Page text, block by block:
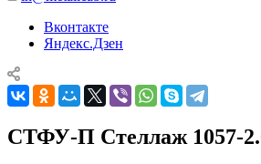
Вконтакте
Яндекс.Дзен
СТФУ-П Стеллаж 1057-